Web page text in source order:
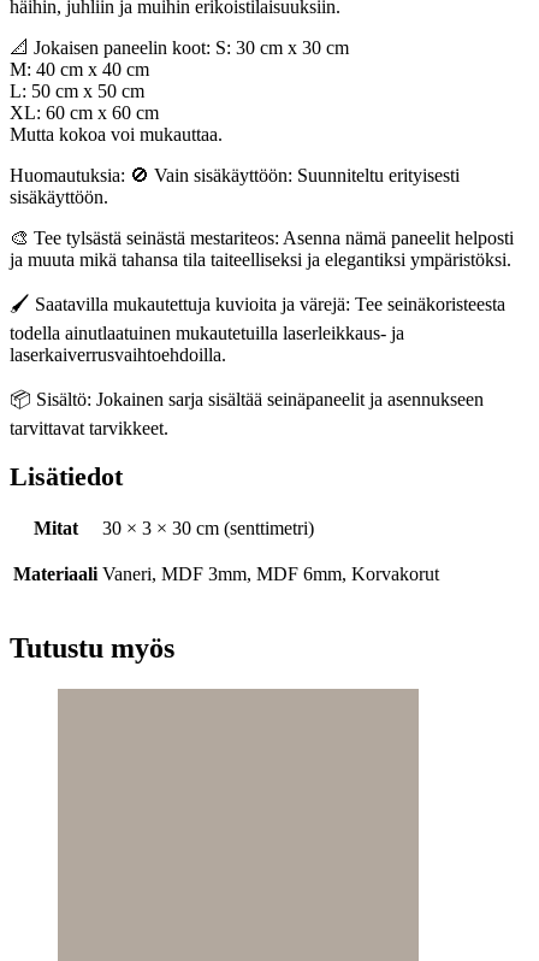
häihin, juhliin ja muihin erikoistilaisuuksiin.
📐 Jokaisen paneelin koot: S: 30 cm x 30 cm
M: 40 cm x 40 cm
L: 50 cm x 50 cm
XL: 60 cm x 60 cm
Mutta kokoa voi mukauttaa.
Huomautuksia: 🚫 Vain sisäkäyttöön: Suunniteltu erityisesti
sisäkäyttöön.
🎨 Tee tylsästä seinästä mestariteos: Asenna nämä paneelit helposti
ja muuta mikä tahansa tila taiteelliseksi ja elegantiksi ympäristöksi.
🖌️ Saatavilla mukautettuja kuvioita ja värejä: Tee seinäkoristeesta
todella ainutlaatuinen mukautetuilla laserleikkaus- ja
laserkaiverrusvaihtoehdoilla.
📦 Sisältö: Jokainen sarja sisältää seinäpaneelit ja asennukseen
tarvittavat tarvikkeet.
Lisätiedot
Mitat 30 × 3 × 30 cm (senttimetri)
Materiaali Vaneri, MDF 3mm, MDF 6mm, Korvakorut
Tutustu myös